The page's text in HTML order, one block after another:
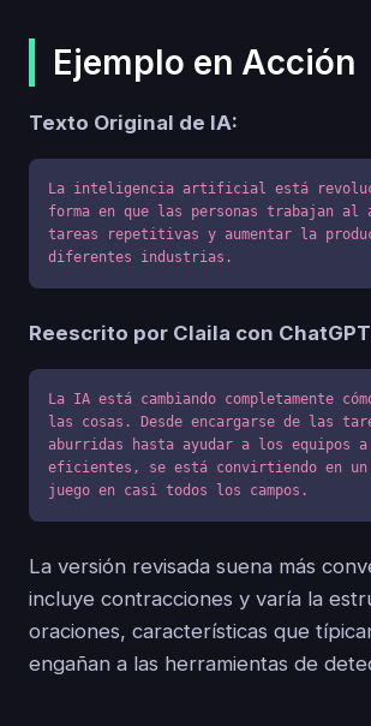
Ejemplo en Acción
Texto Original de IA:
La inteligencia artificial está
forma en que las personas trabajan al
tareas repetitivas y aumentar la
diferentes industrias.
Reescrito por Claila con
La IA está cambiando completamente
las cosas. Desde encargarse de las
aburridas hasta ayudar a los equipos a
eficientes, se está convirtiendo en un
juego en casi todos los campos.
La versión revisada suena más
incluye contracciones y varía la
oraciones, características que
engañan a las herramientas de